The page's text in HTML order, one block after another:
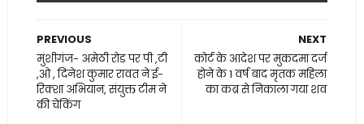
NEXT
कोर्ट के आदेश पर मुकदमा दर्ज
होने के 1 वर्ष बाद मृतक महिला
का कब्र से निकाला गया शव
PREVIOUS
मुंशीगंज- अमेठी रोड पर पी ,टी
,ओ , दिनेश कुमार रावत ने ई-
रिक्शा अभियान, संयुक्त टीम ने
की चेकिंग